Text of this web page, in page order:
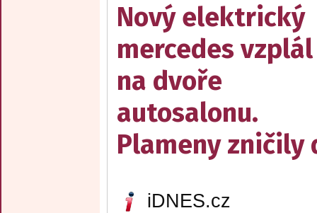
Nový elektrický
mercedes vzplál
na dvoře
autosalonu.
Plameny zničily
iDNES.cz